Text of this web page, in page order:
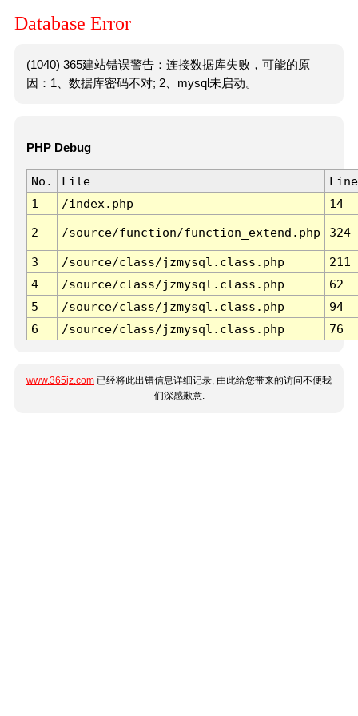
Database Error
(1040) 365建站错误警告：连接数据库失败，可能的原
因：1、数据库密码不对; 2、mysql未启动。
PHP Debug
No. File
Line
1
/index.php 14
2 /source/function/function_extend.php 324
3 /source/class/jzmysql.class.php
211
4
/source/class/jzmysql.class.php
62
5
/source/class/jzmysql.class.php
94
6
/source/class/jzmysql.class.php 76
www.365jz.com 已经将此出错信息详细记录, 由此给您带来的访问不便我
们深感歉意.